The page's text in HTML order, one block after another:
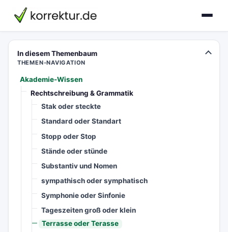
korrektur.de
In diesem Themenbaum
THEMEN-NAVIGATION
Akademie-Wissen
Rechtschreibung & Grammatik
Stak oder steckte
Standard oder Standart
Stopp oder Stop
Stände oder stünde
Substantiv und Nomen
sympathisch oder symphatisch
Symphonie oder Sinfonie
Tageszeiten groß oder klein
Terrasse oder Terasse